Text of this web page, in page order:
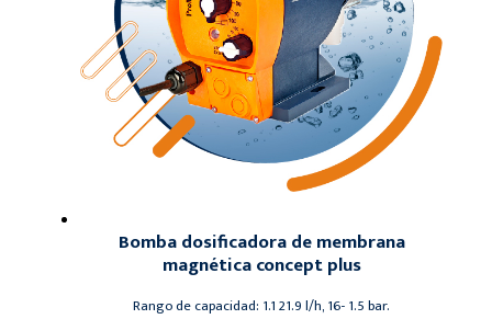
Bomba dosificadora de membrana
magnética concept plus
Rango de capacidad: 1.1 21.9 l/h, 16- 1.5 bar.